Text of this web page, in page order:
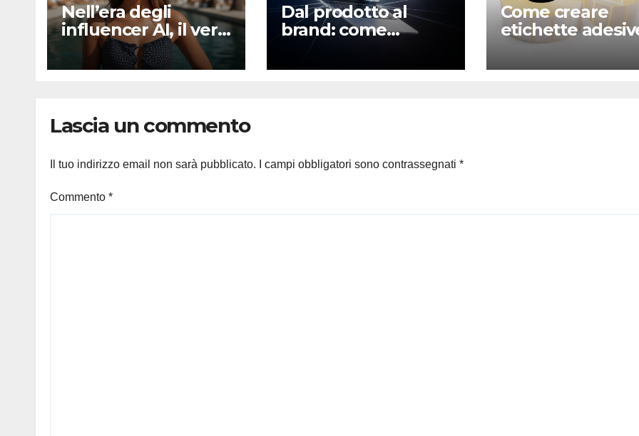
Nell’era degli
influencer AI, il vero
vantaggio
competitivo sarà
Dal prodotto al
brand: come
cambia la
comunicazione nel
Come creare
etichette
online con
strumenti
Lascia un commento
Il tuo indirizzo email non sarà pubblicato. I campi obbligatori sono contrassegnati *
Commento *